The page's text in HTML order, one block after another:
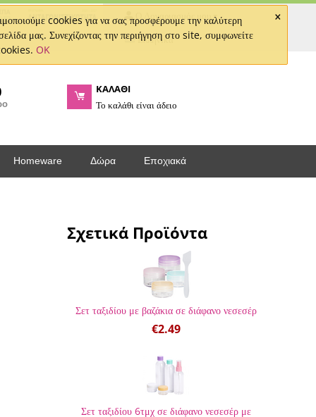
×
cookies για να σας προσφέρουμε την καλύτερη
μας. Συνεχίζοντας την περιήγηση στο site, συμφωνείτε
OK
Ο Λογαριασμός μου
Ελληνικά
ΚΑΛΑΘΙ
Το καλάθι είναι άδειο
Homeware Δώρα Εποχιακά
Σχετικά Προϊόντα
Σετ ταξιδίου με βαζάκια σε διάφανο νεσεσέρ
€2.49
Σετ ταξιδίου 6τμχ σε διάφανο νεσεσέρ με